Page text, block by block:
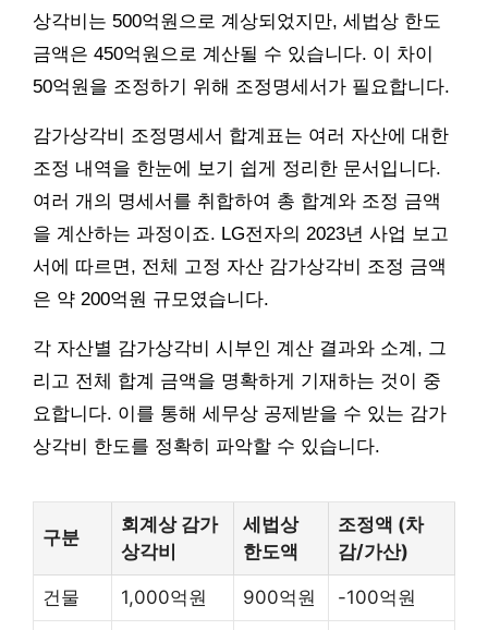
상각비는 500억원으로 계상되었지만, 세법상 한도
금액은 450억원으로 계산될 수 있습니다. 이 차이
50억원을 조정하기 위해 조정명세서가 필요합니다.
감가상각비 조정명세서 합계표는 여러 자산에 대한
조정 내역을 한눈에 보기 쉽게 정리한 문서입니다.
여러 개의 명세서를 취합하여 총 합계와 조정 금액
을 계산하는 과정이죠. LG전자의 2023년 사업 보고
서에 따르면, 전체 고정 자산 감가상각비 조정 금액
은 약 200억원 규모였습니다.
각 자산별 감가상각비 시부인 계산 결과와 소계, 그
리고 전체 합계 금액을 명확하게 기재하는 것이 중
요합니다. 이를 통해 세무상 공제받을 수 있는 감가
상각비 한도를 정확히 파악할 수 있습니다.
구분
회계상 감가
상각비
세법상
한도액
조정액 (차
감/가산)
건물 1,000억원 900억원 -100억원